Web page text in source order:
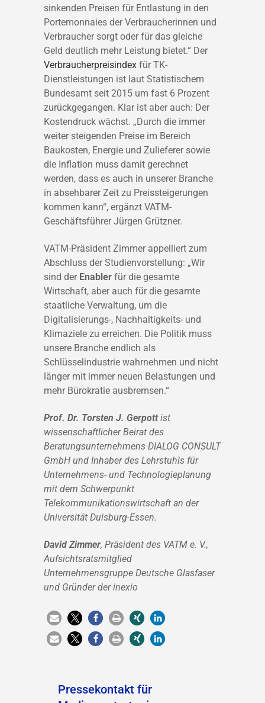
sinkenden Preisen für Entlastung in den
Portemonnaies der Verbraucherinnen und
Verbraucher sorgt oder für das gleiche
Geld deutlich mehr Leistung bietet.“ Der
Verbraucherpreisindex für TK-
Dienstleistungen ist laut Statistischem
Bundesamt seit 2015 um fast 6 Prozent
zurückgegangen. Klar ist aber auch: Der
Kostendruck wächst. „Durch die immer
weiter steigenden Preise im Bereich
Baukosten, Energie und Zulieferer sowie
die Inflation muss damit gerechnet
werden, dass es auch in unserer Branche
in absehbarer Zeit zu Preissteigerungen
kommen kann“, ergänzt VATM-
Geschäftsführer Jürgen Grützner.
VATM-Präsident Zimmer appelliert zum
Abschluss der Studienvorstellung: „Wir
sind der Enabler für die gesamte
Wirtschaft, aber auch für die gesamte
staatliche Verwaltung, um die
Digitalisierungs-, Nachhaltigkeits- und
Klimaziele zu erreichen. Die Politik muss
unsere Branche endlich als
Schlüsselindustrie wahrnehmen und nicht
länger mit immer neuen Belastungen und
mehr Bürokratie ausbremsen.“
Prof. Dr. Torsten J. Gerpottist
wissenschaftlicher Beirat des
Beratungsunternehmens DIALOG CONSULT
GmbH und Inhaber des Lehrstuhls für
Unternehmens- und Technologieplanung
mit dem Schwerpunkt
Telekommunikationswirtschaft an der
Universität Duisburg-Essen.
David Zimmer, Präsident des VATM e. V.,
Aufsichtsratsmitglied
Unternehmensgruppe Deutsche Glasfaser
und Gründer der inexio
Pressekontakt für